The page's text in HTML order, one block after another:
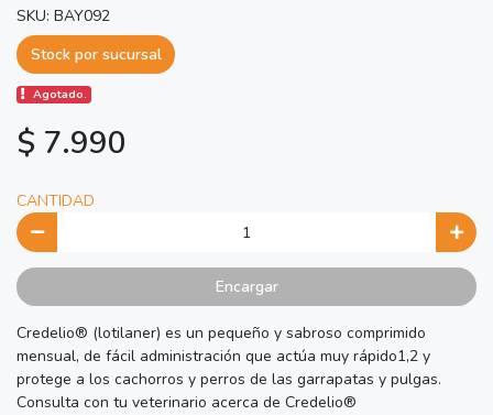
SKU: BAY092
Stock por sucursal
Agotado.
$ 7.990
CANTIDAD
Encargar
Credelio® (lotilaner) es un pequeño y sabroso comprimido
mensual, de fácil administración que actúa muy rápido1,2 y
protege a los cachorros y perros de las garrapatas y pulgas.
Consulta con tu veterinario acerca de Credelio®